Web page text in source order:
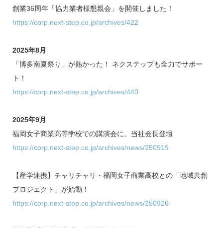
創業36周年「協力業者様懇親会」を開催しました！
https://corp.next-step.co.jp/archives/422
2025年8月
「博多南夏祭り」が熱かった！ ネクステップも全力でサポー
ト！
https://corp.next-step.co.jp/archives/440
2025年9月
福岡女子商業高等学校での講演会に、当社会長登壇
https://corp.next-step.co.jp/archives/news/250919
【産学連携】チャリチャリ・福岡女子商業高校との「地域共創
プロジェクト」が始動！
https://corp.next-step.co.jp/archives/news/250926